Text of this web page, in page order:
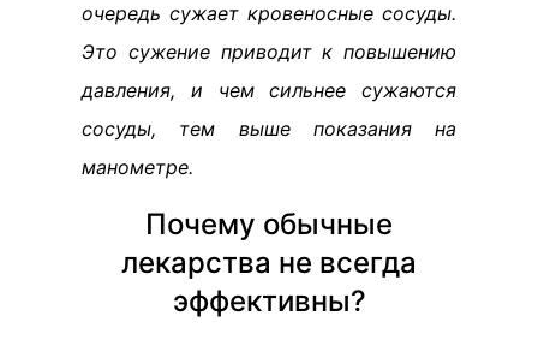
очередь сужает кровеносные сосуды.
Это сужение приводит к повышению
давления, и чем сильнее сужаются
сосуды, тем выше показания на
манометре.
Почему обычные
лекарства не всегда
эффективны?